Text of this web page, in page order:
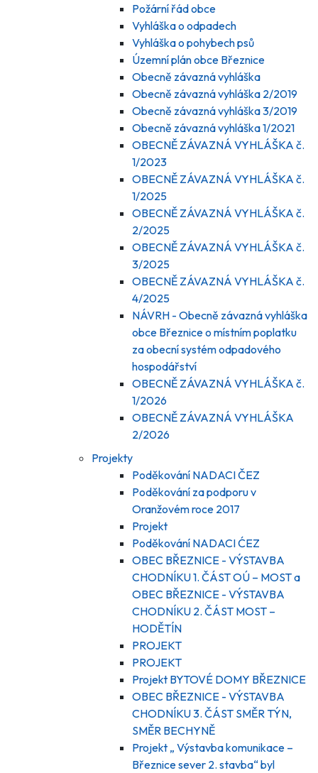
Požární řád obce
Vyhláška o odpadech
Vyhláška o pohybech psů
Územní plán obce Březnice
Obecně závazná vyhláška
Obecně závazná vyhláška 2/2019
Obecně závazná vyhláška 3/2019
Obecně závazná vyhláška 1/2021
OBECNĚ ZÁVAZNÁ VYHLÁŠKA č.
1/2023
OBECNĚ ZÁVAZNÁ VYHLÁŠKA č.
1/2025
OBECNĚ ZÁVAZNÁ VYHLÁŠKA č.
2/2025
OBECNĚ ZÁVAZNÁ VYHLÁŠKA č.
3/2025
OBECNĚ ZÁVAZNÁ VYHLÁŠKA č.
4/2025
NÁVRH - Obecně závazná vyhláška
obce Březnice o místním poplatku
za obecní systém odpadového
hospodářství
OBECNĚ ZÁVAZNÁ VYHLÁŠKA č.
1/2026
OBECNĚ ZÁVAZNÁ VYHLÁŠKA
2/2026
Projekty
Poděkování NADACI ČEZ
Poděkování za podporu v
Oranžovém roce 2017
Projekt
Poděkování NADACI ĆEZ
OBEC BŘEZNICE - VÝSTAVBA
CHODNÍKU 1. ČÁST OÚ – MOST a
OBEC BŘEZNICE - VÝSTAVBA
CHODNÍKU 2. ČÁST MOST –
HODĚTÍN
PROJEKT
PROJEKT
Projekt BYTOVÉ DOMY BŘEZNICE
OBEC BŘEZNICE - VÝSTAVBA
CHODNÍKU 3. ČÁST SMĚR TÝN,
SMĚR BECHYNĚ
Projekt „ Výstavba komunikace –
Březnice sever 2. stavba“ byl